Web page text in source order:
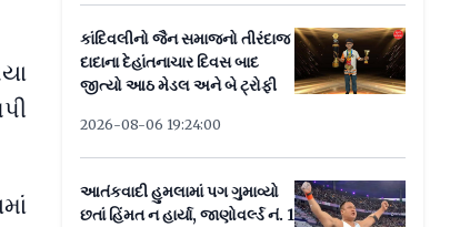
કાંદિવલીનો જૈન સમાજનો તીરંદાજ
દાદાના દેહાંતનાચાર દિવસ બાદ
જીત્યો આઠ મેડલ અને બે ટ્રોફી
2026-08-06 19:24:00
આતંકવાદી હુમલામાં પગ ગુમાવ્યો
છતાં હિંમત ન હાર્યા, જાણોવર્લ્ડ નં. 1